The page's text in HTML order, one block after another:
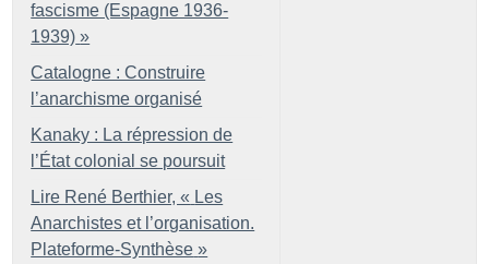
fascisme (Espagne 1936-
1939) »
Catalogne : Construire
l’anarchisme organisé
Kanaky : La répression de
l’État colonial se poursuit
Lire René Berthier, « Les
Anarchistes et l’organisation.
Plateforme-Synthèse »